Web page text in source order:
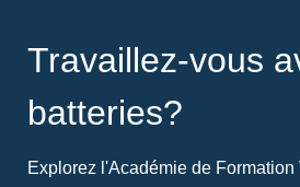
Travaillez-vous
batteries?
Explorez l'Académie de Formation